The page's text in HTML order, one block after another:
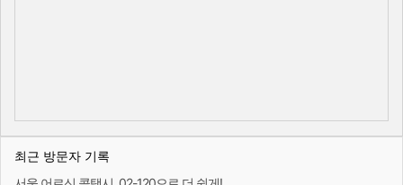
최근 방문자 기록